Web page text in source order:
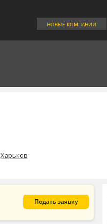
НОВЫЕ КОМПАНИИ
Харьков
Подать заявку